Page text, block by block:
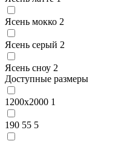
Ясень мокко 2
Ясень серый 2
Ясень сноу 2
Доступные размеры
1200x2000 1
190 55 5